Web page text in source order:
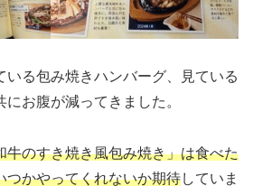
いる包み焼きハンバーグ、見ている
お腹が減ってきました。
牛のすき焼き風包み焼き」は食べた
つかやってくれないか期待していま